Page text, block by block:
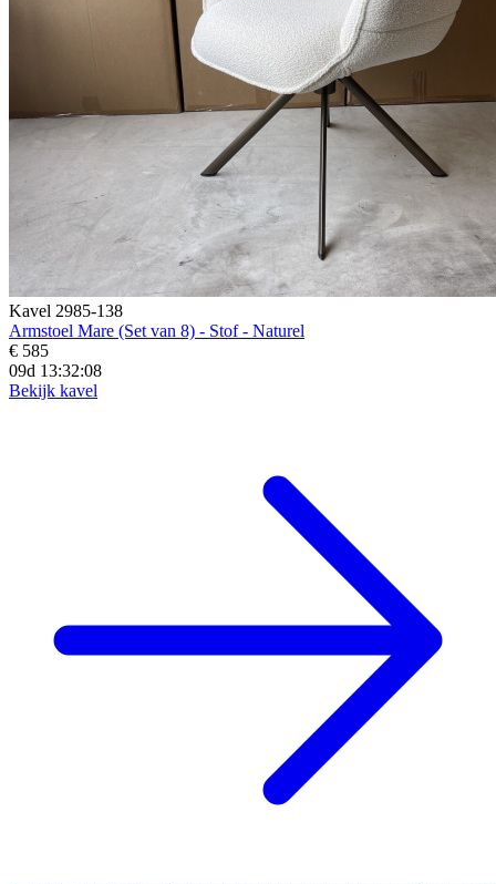
Kavel 2985-138
Armstoel Mare (Set van 8) - Stof - Naturel
€ 585
09d 13:32:06
Bekijk kavel